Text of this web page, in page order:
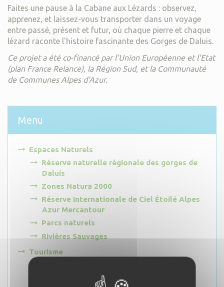
Faites une pause à la Cabane aux Lézards : observez,
apprenez, et laissez-vous transporter dans un voyage
entre passé, présent et futur, où chaque pierre et chaque
lézard raconte l'histoire fascinante des Gorges de Daluis.
Ce projet a été co-financé par l'Union Européenne et l'Etat
(plan France Relance), la Région Sud, et la Communauté
de Communes Alpes d'Azur.
Menu
Espaces Naturels
Réserve naturelle régionale des gorges de
Daluis
Zones Natura 2000
Réserve Internationale de Ciel Étoilé Alpes
Azur Mercantour
Parcs naturels
Rivières Sauvages
Tourisme
Les Balcons des gorges